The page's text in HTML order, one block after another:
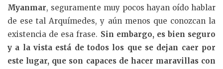
Myanmar, seguramente muy pocos hayan oído hablar
de ese tal Arquímedes, y aún menos que conozcan la
existencia de esa frase. Sin embargo, es bien seguro
y a la vista está de todos los que se dejan caer por
este lugar, que son capaces de hacer maravillas con